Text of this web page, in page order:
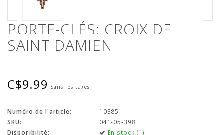
PORTE-CLÉS: CROIX DE
SAINT DAMIEN
C$9.99 Sans les taxes
Numéro de l'article:
10385
SKU:
041-05-398
Disponibilité:
En stock (1)